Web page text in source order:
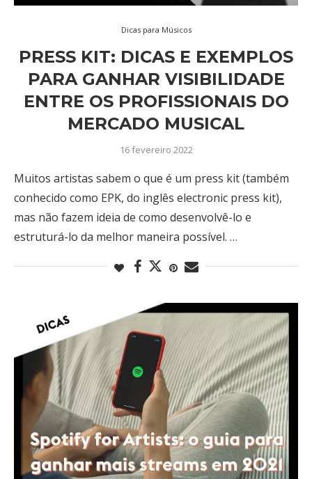
Dicas para Músicos
PRESS KIT: DICAS E EXEMPLOS
PARA GANHAR VISIBILIDADE
ENTRE OS PROFISSIONAIS DO
MERCADO MUSICAL
16 fevereiro 2022
Muitos artistas sabem o que é um press kit (também
conhecido como EPK, do inglês electronic press kit),
mas não fazem ideia de como desenvolvê-lo e
estruturá-lo da melhor maneira possível. …